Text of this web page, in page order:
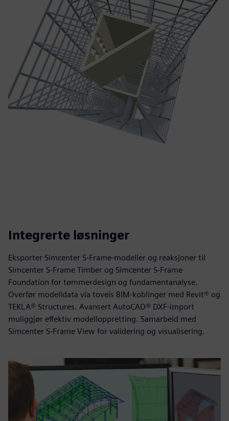
Integrerte løsninger
Eksporter Simcenter S-Frame-modeller og reaksjoner til
Simcenter S-Frame Timber og Simcenter S-Frame
Foundation for tømmerdesign og fundamentanalyse.
Overfør modelldata via toveis BIM-koblinger med Revit® og
TEKLA® Structures. Avansert AutoCAD® DXF-import
muliggjør effektiv modelloppretting. Samarbeid med
Simcenter S-Frame View for validering og visualisering.